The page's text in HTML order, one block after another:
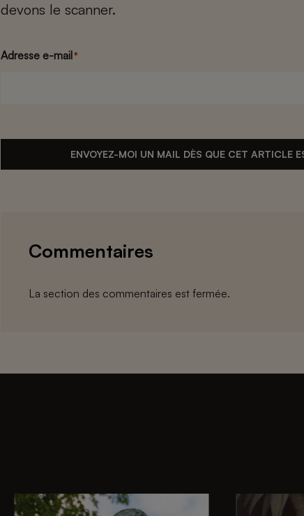
devons le scanner.
Adresse e-mail *
ENVOYEZ-MOI UN MAIL DÈS QUE CET ARTICLE
Commentaires
La section des commentaires est fermée.